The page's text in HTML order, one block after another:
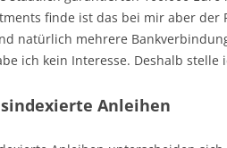
finde ist das bei mir aber der
natürlich mehrere
ich kein Interesse. Deshalb
Anleihen